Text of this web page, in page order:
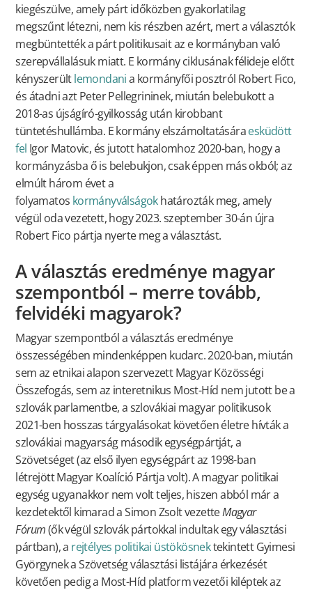
kiegészülve, amely párt időközben gyakorlatilag
megszűnt létezni, nem kis részben azért, mert a választók
megbüntették a párt politikusait az e kormányban való
szerepvállalásuk miatt. E kormány ciklusának félideje előtt
kényszerültlemondania kormányfői posztról Robert Fico,
és átadni azt Peter Pellegrininek, miután belebukott a
2018-as újságíró-gyilkosság után kirobbant
tüntetéshullámba. E kormány elszámoltatásáraesküdött
fel Igor Matovic, és jutott hatalomhoz 2020-ban, hogy a
kormányzásba ő is belebukjon, csak éppen más okból; az
elmúlt három évet a
folyamatos kormányválságokhatározták meg, amely
végül oda vezetett, hogy 2023. szeptember 30-án újra
Robert Fico pártja nyerte meg a választást.
A választás eredménye magyar
szempontból – merre tovább,
felvidéki magyarok?
Magyar szempontból a választás eredménye
összességében mindenképpen kudarc. 2020-ban, miután
sem az etnikai alapon szervezett Magyar Közösségi
Összefogás, sem az interetnikus Most-Híd nem jutott be a
szlovák parlamentbe, a szlovákiai magyar politikusok
2021-ben hosszas tárgyalásokat követően életre hívták a
szlovákiai magyarság második egységpártját, a
Szövetséget (az első ilyen egységpárt az 1998-ban
létrejött Magyar Koalíció Pártja volt). A magyar politikai
egység ugyanakkor nem volt teljes, hiszen abból már a
kezdetektől kimarad a Simon Zsolt vezetteMagyar
Fórum(ők végül szlovák pártokkal indultak egy választási
pártban), a rejtélyes politikai üstökösnektekintett Gyimesi
Györgynek a Szövetség választási listájára érkezését
követően pedig a Most-Híd platform vezetői kiléptek az